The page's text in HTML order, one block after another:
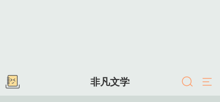
非凡文学